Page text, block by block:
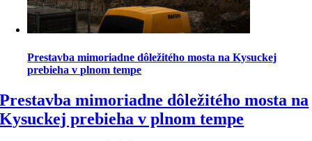
Prestavba mimoriadne dôležitého mosta na Kysuckej
prebieha v plnom tempe
Prestavba mimoriadne dôležitého mosta na
Kysuckej prebieha v plnom tempe